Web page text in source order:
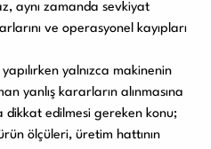
Sarf Malzemeleri
Diğer Ürünler
aynı zamanda sevkiyat
ve operasyonel kayıpları
yalnızca makinenin
yanlış kararların alınmasına
dikkat edilmesi gereken konu;
ölçüleri, üretim hattının